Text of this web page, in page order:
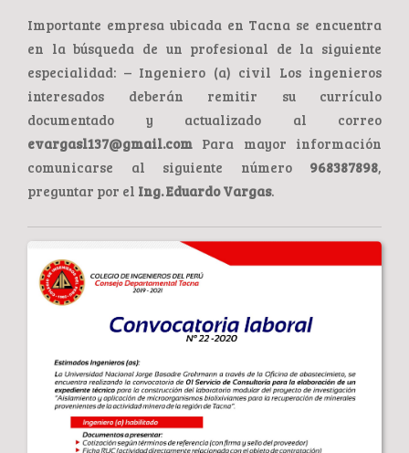
Importante empresa ubicada en Tacna se encuentra
en la búsqueda de un profesional de la siguiente
especialidad: – Ingeniero (a) civil Los ingenieros
interesados deberán remitir su currículo
documentado y actualizado al correo
evargasl137@gmail.com Para mayor información
comunicarse al siguiente número 968387898,
preguntar por el Ing. Eduardo Vargas.